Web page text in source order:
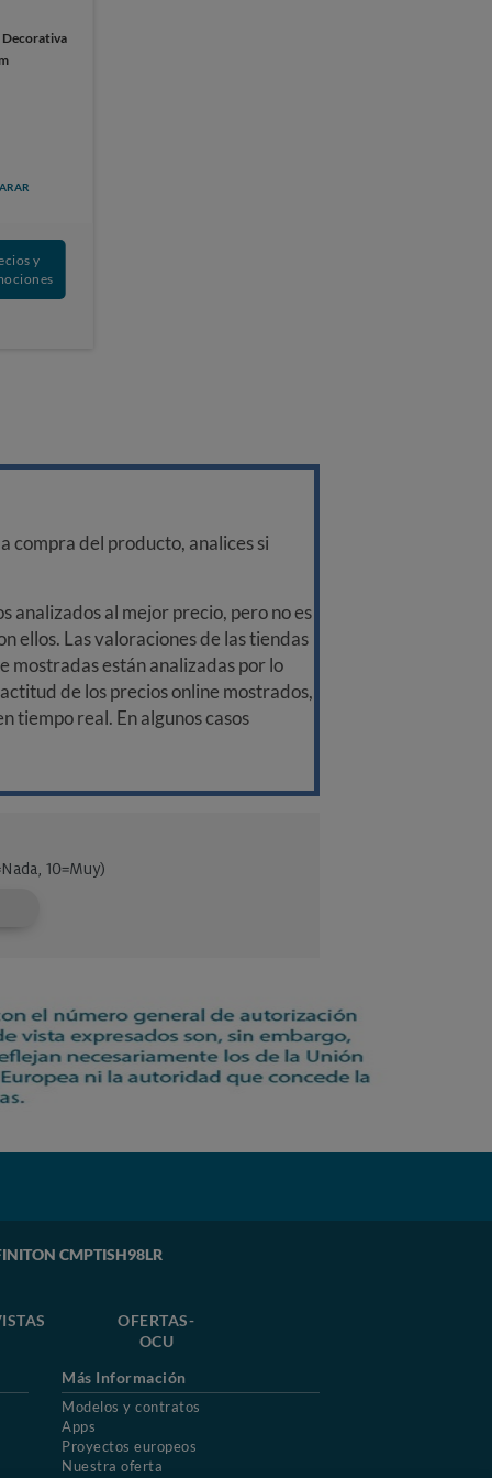
Decorativa
y
compra del producto, analices si
analizados al mejor precio, pero no es
ellos. Las valoraciones de las tiendas
mostradas están analizadas por lo
de los precios online mostrados,
tiempo real. En algunos casos
CMPTISH98LR
OFERTAS-
OCU
Más Información
Modelos y contratos
Apps
Proyectos europeos
Nuestra oferta